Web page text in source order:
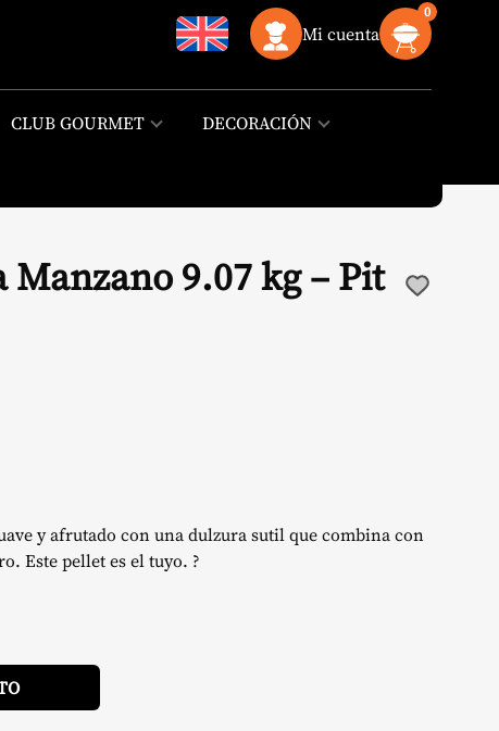
Mi cuenta
0
CLUB GOURMET
DECORACIÓN
Manzano 9.07 kg – Pit
y afrutado con una dulzura sutil que combina con
Este pellet es el tuyo. ?